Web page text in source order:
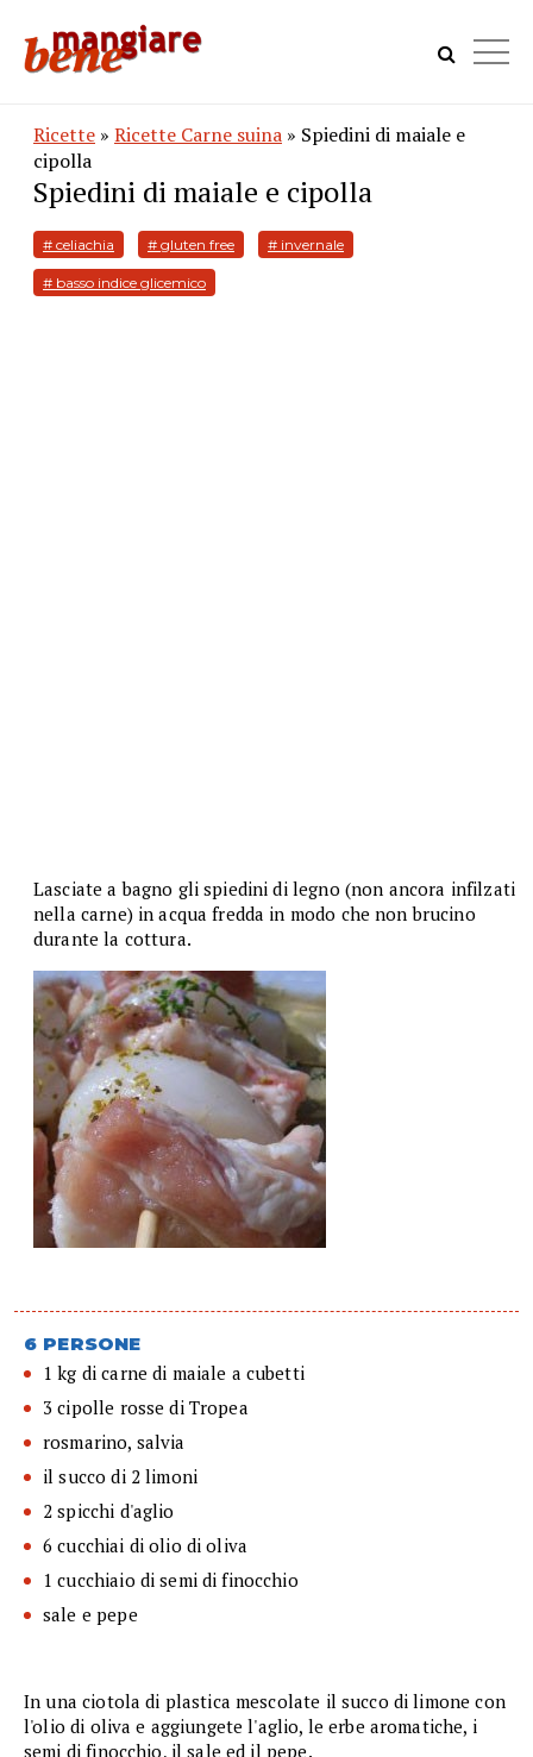
Ricette » Ricette Carne suina » Spiedini di maiale e
cipolla
Spiedini di maiale e cipolla
# celiachia # gluten free # invernale
# basso indice glicemico
Lasciate a bagno gli spiedini di legno (non ancora infilzati
nella carne) in acqua fredda in modo che non brucino
durante la cottura.
6 PERSONE
1 kg di carne di maiale a cubetti
3 cipolle rosse di Tropea
rosmarino, salvia
il succo di 2 limoni
2 spicchi d'aglio
6 cucchiai di olio di oliva
1 cucchiaio di semi di finocchio
sale e pepe
In una ciotola di plastica mescolate il succo di limone con
l'olio di oliva e aggiungete l'aglio, le erbe aromatiche, i
semi di finocchio, il sale ed il pepe.